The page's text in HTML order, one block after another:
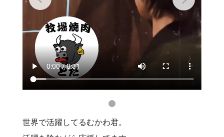
世界で活躍してるむかわ君。